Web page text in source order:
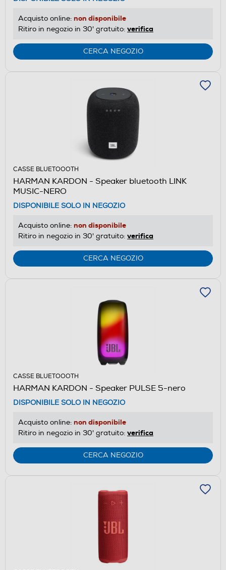
Acquisto online: non disponibile
Ritiro in negozio in 30' gratuito: verifica
CERCA NEGOZIO
CASSE BLUETOOOTH
HARMAN KARDON - Speaker bluetooth LINK
MUSIC-NERO
DISPONIBILE SOLO IN NEGOZIO
Acquisto online: non disponibile
Ritiro in negozio in 30' gratuito: verifica
CERCA NEGOZIO
CASSE BLUETOOOTH
HARMAN KARDON - Speaker PULSE 5-nero
DISPONIBILE SOLO IN NEGOZIO
Acquisto online: non disponibile
Ritiro in negozio in 30' gratuito: verifica
CERCA NEGOZIO